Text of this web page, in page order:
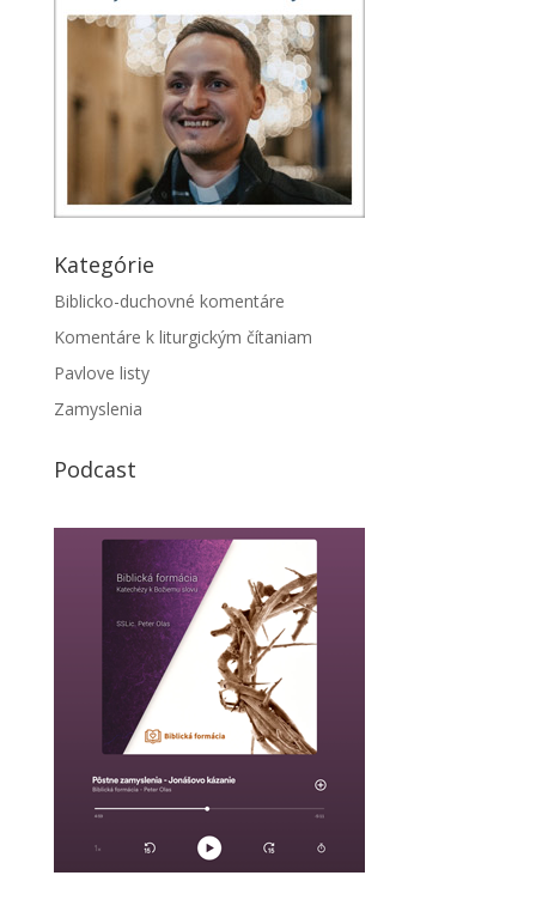
Kategórie
Biblicko-duchovné komentáre
Komentáre k liturgickým čítaniam
Pavlove listy
Zamyslenia
Podcast